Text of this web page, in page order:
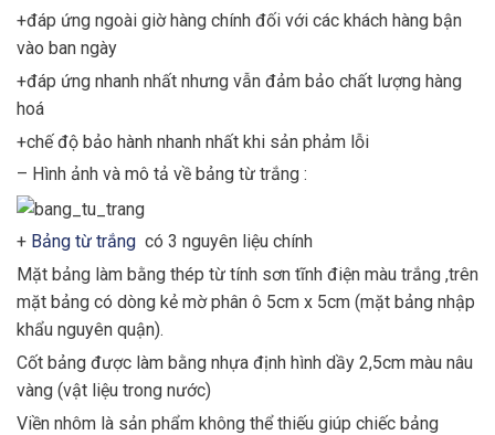
+đáp ứng ngoài giờ hàng chính đối với các khách hàng bận
vào ban ngày
+đáp ứng nhanh nhất nhưng vẫn đảm bảo chất lượng hàng
hoá
+chế độ bảo hành nhanh nhất khi sản phảm lỗi
– Hình ảnh và mô tả về bảng từ trắng :
+ Bảng từ trắng có 3 nguyên liệu chính
Mặt bảng làm bằng thép từ tính sơn tĩnh điện màu trắng ,trên
mặt bảng có dòng kẻ mờ phân ô 5cm x 5cm (mặt bảng nhập
khẩu nguyên quận).
Cốt bảng được làm bằng nhựa định hình dầy 2,5cm màu nâu
vàng (vật liệu trong nước)
Viền nhôm là sản phẩm không thể thiếu giúp chiếc bảng